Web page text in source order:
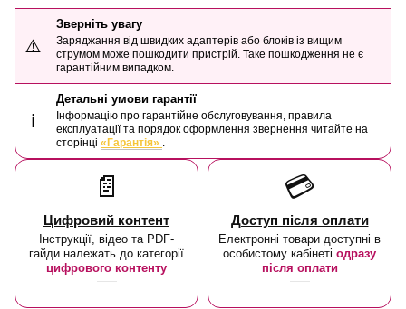
⚠️
Зверніть увагу
Заряджання від швидких адаптерів або блоків із вищим
струмом може пошкодити пристрій. Таке пошкодження не є
гарантійним випадком.
ℹ️
Детальні умови гарантії
Інформацію про гарантійне обслуговування, правила
експлуатації та порядок оформлення звернення читайте на
сторінці «Гарантія» .
📄
Цифровий контент
Інструкції, відео та PDF-
гайди належать до категорії
цифрового контенту
💳
Доступ після оплати
Електронні товари доступні в
особистому кабінеті одразу
після оплати